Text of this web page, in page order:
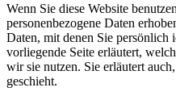
Wenn Sie diese Website
personenbezogene Daten
Daten, mit denen Sie
vorliegende Seite erläutert,
wir sie nutzen. Sie erläutert
geschieht.